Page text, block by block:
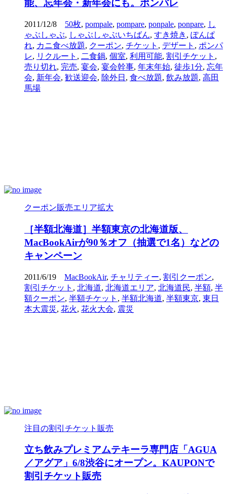
能、忘年会・新年会にも。ポンパレ
2011/12/8 50枚, pompale, pompare, ponpale, ponpare, し
ゃぶしゃぶ, しゃぶしゃぶいちばん, すき焼き , ぽんぱ
れ, カニ食べ放題, クーポン, チケット , デザート , ポンパ
レ, リクルート , 二食鍋, 個室, 利用可能, 割引チケット ,
売り切れ, 完売, 宴会, 宴会幹事, 年末年始, 徒歩1分, 忘年
会, 新年会, 歓送迎会, 除外日 , 食べ放題, 飲み放題, 高田
馬場
クーポン販売エリア拡大
［半額北海道］半額東京の北海道版、
MacBookAirが90％オフ（抽選で1名）などの
キャンペーン
2011/6/19 MacBookAir, チャリティー, 割引クーポン,
割引チケット , 北海道, 北海道エリア, 北海道民, 半額, 半
額クーポン, 半額チケット , 半額北海道, 半額東京, 東日
本大震災, 花火, 花火大会, 震災
注目の割引チケット販売
立ち飲みプレミアムテキーラ専門店「AGUA
／アグア」6/8渋谷にオープン。KAUPONで
割引チケット販売